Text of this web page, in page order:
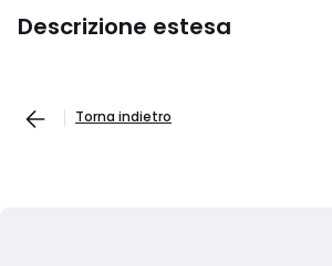
Descrizione estesa
Torna indietro